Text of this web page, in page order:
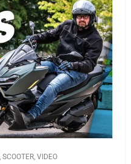
SCOOTER VIDEO